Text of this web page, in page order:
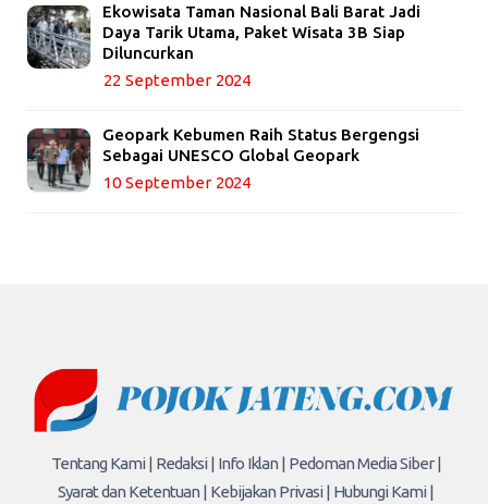
Ekowisata Taman Nasional Bali Barat Jadi
Daya Tarik Utama, Paket Wisata 3B Siap
Diluncurkan
22 September 2024
Geopark Kebumen Raih Status Bergengsi
Sebagai UNESCO Global Geopark
10 September 2024
Tentang Kami | Redaksi | Info Iklan | Pedoman Media Siber |
Syarat dan Ketentuan | Kebijakan Privasi | Hubungi Kami |